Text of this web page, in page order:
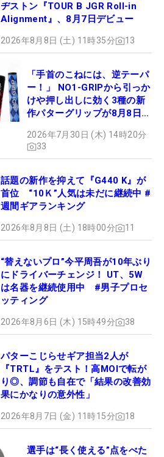
ヂストン『TOUR B JGR Roll-in
Alignment』、8月7日デビュー
2026年8月8日 (土) 11時35分 13
「手首のこねには、逆テーパ
ー！」 NO1-GRIPから引っか
けや押し出しに効く3種の新
作パターグリップが8月8日デ
2026年7月30日 (木) 14時20分
33
話題の新作を抑えて『G440 K』が
首位 “10Ｋ”人気は未だに継続中 #
週間ギアランキング
2026年8月8日 (土) 18時00分 11
“替えないプロ”今平周吾が10年ぶり
にドライバーチェンジ！ UT、5W
は名器を継続使用中 #男子プロセ
ッティング
2026年8月6日 (木) 15時49分 38
パターこじらせギア担当2人が
『TRTL』をテスト！高MOIで転が
り◎、調節も自在で「結果の改善効
果にかなりの意外性」
2026年8月7日 (金) 11時15分 18
選手は“長く使える”点をべた